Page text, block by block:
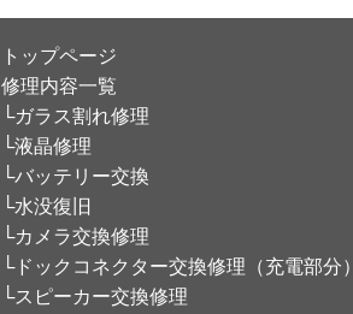
トップページ
修理内容一覧
└ガラス割れ修理
└液晶修理
└バッテリー交換
└水没復旧
└カメラ交換修理
└ドックコネクター交換修理（充電部分）
└スピーカー交換修理